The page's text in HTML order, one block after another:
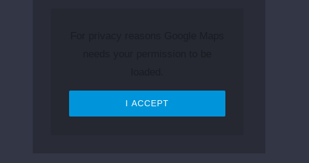
I ACCEPT